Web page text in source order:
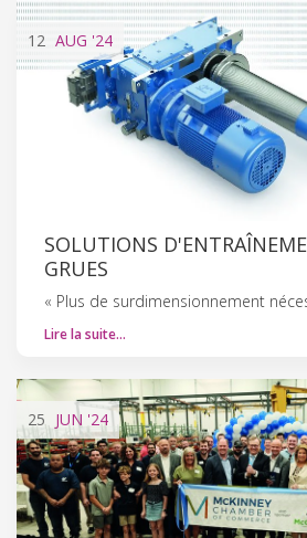
12 AUG '24
SOLUTIONS
GRUES
« Plus de surdimensionnement
Lire la suite…
25 JUN '24